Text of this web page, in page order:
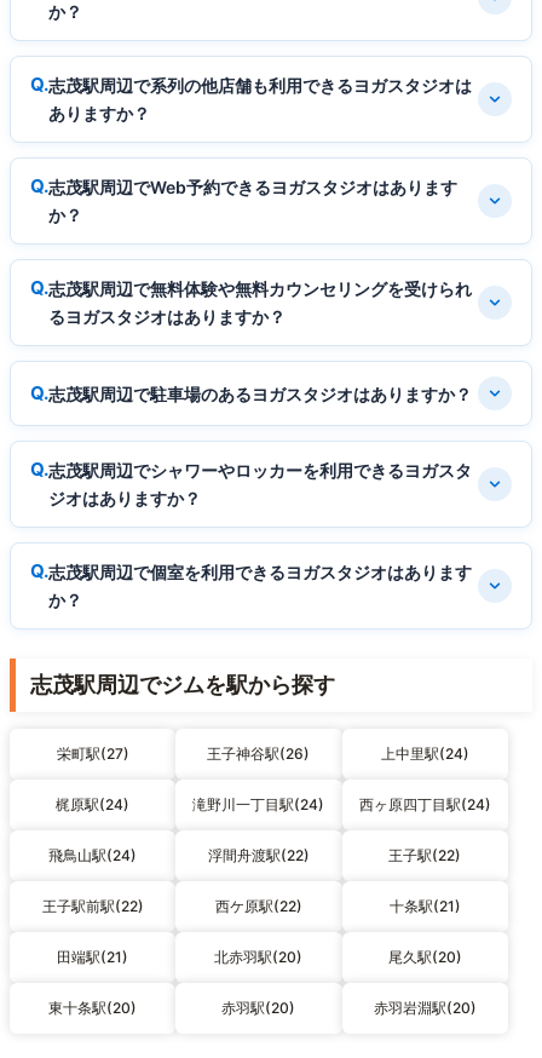
か？
志茂駅周辺で系列の他店舗も利用できるヨガスタジオは
ありますか？
志茂駅周辺でWeb予約できるヨガスタジオはあります
か？
志茂駅周辺で無料体験や無料カウンセリングを受けられ
るヨガスタジオはありますか？
志茂駅周辺で駐車場のあるヨガスタジオはありますか？
志茂駅周辺でシャワーやロッカーを利用できるヨガスタ
ジオはありますか？
志茂駅周辺で個室を利用できるヨガスタジオはあります
か？
志茂駅周辺でジムを駅から探す
栄町駅(27) 王子神谷駅(26) 上中里駅(24)
梶原駅(24) 滝野川一丁目駅(24) 西ヶ原四丁目駅(24)
飛鳥山駅(24) 浮間舟渡駅(22) 王子駅(22)
王子駅前駅(22) 西ケ原駅(22) 十条駅(21)
田端駅(21) 北赤羽駅(20) 尾久駅(20)
東十条駅(20) 赤羽駅(20) 赤羽岩淵駅(20)